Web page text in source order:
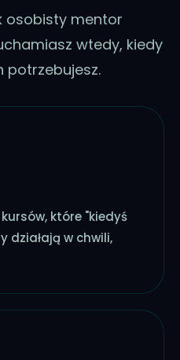
osobisty mentor
wtedy, kiedy
potrzebujesz.
które "kiedyś
działają w chwili,